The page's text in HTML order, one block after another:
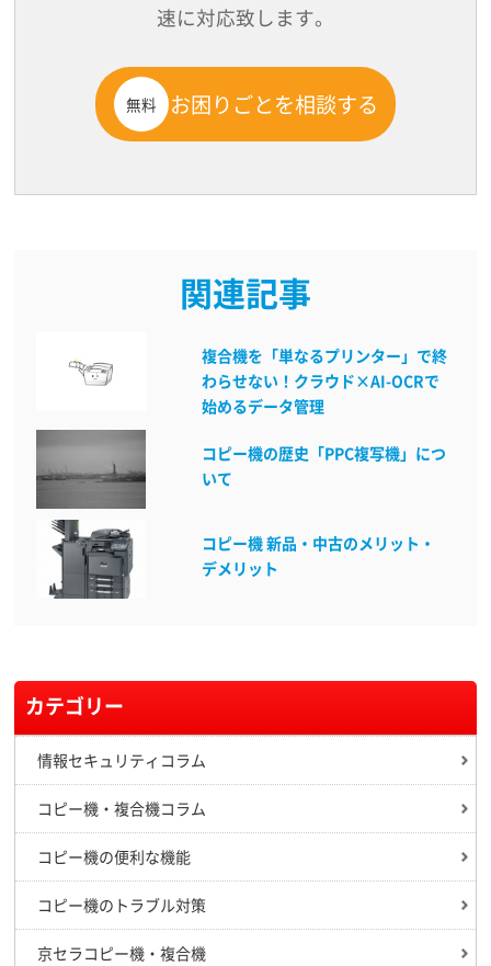
速に対応致します。
無料 お困りごとを相談する
関連記事
複合機を「単なるプリンター」で終
わらせない！クラウド×AI-OCRで
始めるデータ管理
コピー機の歴史「PPC複写機」につ
いて
コピー機 新品・中古のメリット・
デメリット
カテゴリー
情報セキュリティコラム
コピー機・複合機コラム
コピー機の便利な機能
コピー機のトラブル対策
京セラコピー機・複合機